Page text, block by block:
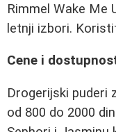
Rimmel Wake Me
letnji izbori.
Cene i
Drogerijski puderi
od 800 do 2000